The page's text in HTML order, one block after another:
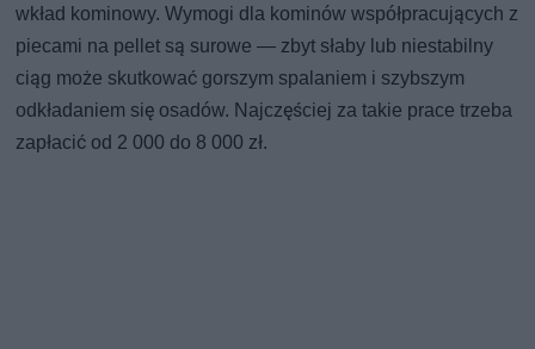
wkład kominowy. Wymogi dla kominów współpracujących z
piecami na pellet są surowe — zbyt słaby lub niestabilny
ciąg może skutkować gorszym spalaniem i szybszym
odkładaniem się osadów. Najczęściej za takie prace trzeba
zapłacić od 2 000 do 8 000 zł.